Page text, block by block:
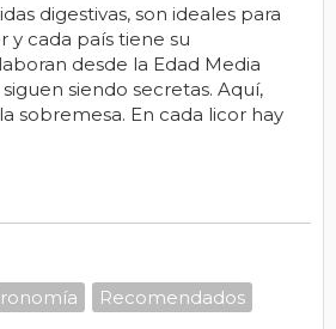
digestivas, son ideales para
y cada país tiene su
desde la Edad Media
siendo secretas. Aquí,
sobremesa. En cada licor hay
Recomendados